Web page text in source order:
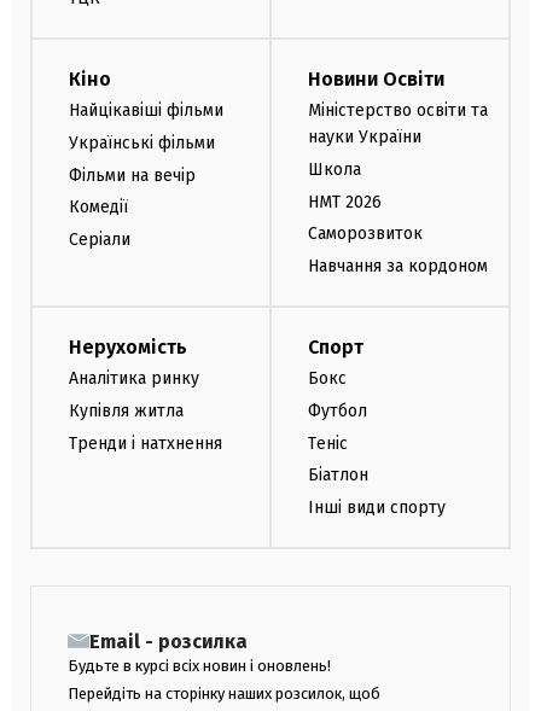
Кіно
Найцікавіші фільми
Українські фільми
Фільми на вечір
Комедії
Серіали
Новини Освіти
Міністерство освіти та
науки України
Школа
НМТ 2026
Саморозвиток
Навчання за кордоном
Нерухомість
Аналітика ринку
Купівля житла
Тренди і натхнення
Спорт
Бокс
Футбол
Теніс
Біатлон
Інші види спорту
Email - розсилка
Будьте в курсі всіх новин і оновлень!
Перейдіть на сторінку наших розсилок, щоб